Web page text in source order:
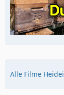
Alle Filme